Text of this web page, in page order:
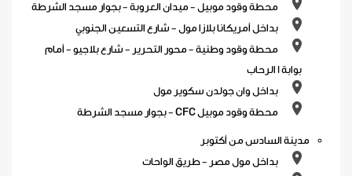
محطة وقود موبيل - ميدان العروبة - بجوار مسجد الشرطة
بداخل أمريكانا بلازا مول - شارع التسعين الجنوبي
محطة وقود وطنية - محور التحرير - شارع بلاجيو - أمام
بوابة 1 الرحاب
بداخل وان جولدن سكوير مول
محطة وقود موبيل CFC - بجوار مسجد الشرطة
مدينة السادس من أكتوبر
بداخل مول مصر - طريق الواحات